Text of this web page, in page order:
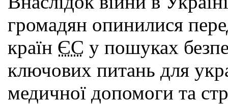
громадян опинилися
країн ЄС у пошуках
ключових питань для
медичної допомоги та